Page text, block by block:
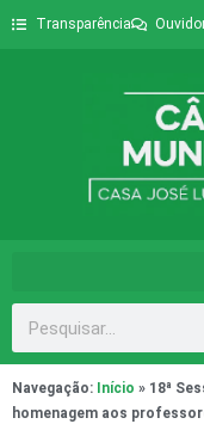
Transparência
Navegação: Início » 18ª
homenagem aos